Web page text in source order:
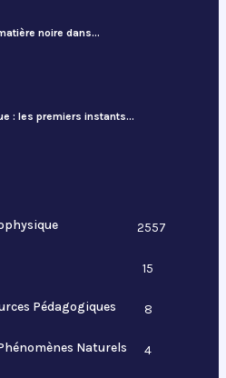
noire dans…
: les premiers instants…
2557
15
Pédagogiques 8
Naturels 4